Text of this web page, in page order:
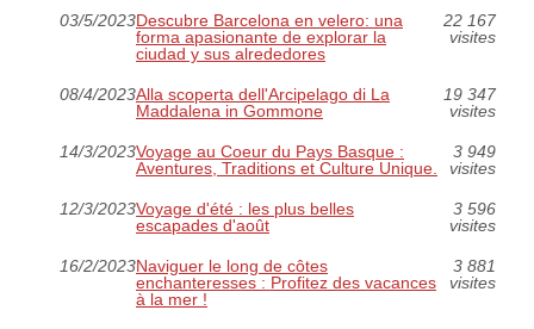
03/5/2023Descubre Barcelona en velero: una
forma apasionante de explorar la
ciudad y sus alrededores
22 167
visites
08/4/2023Alla scoperta dell'Arcipelago di La
Maddalena in Gommone
19 347
visites
14/3/2023Voyage au Coeur du Pays Basque :
Aventures, Traditions et Culture Unique.
3 949
visites
12/3/2023Voyage d'été : les plus belles
escapades d'août
3 596
visites
16/2/2023Naviguer le long de côtes
enchanteresses : Profitez des vacances
à la mer !
3 881
visites